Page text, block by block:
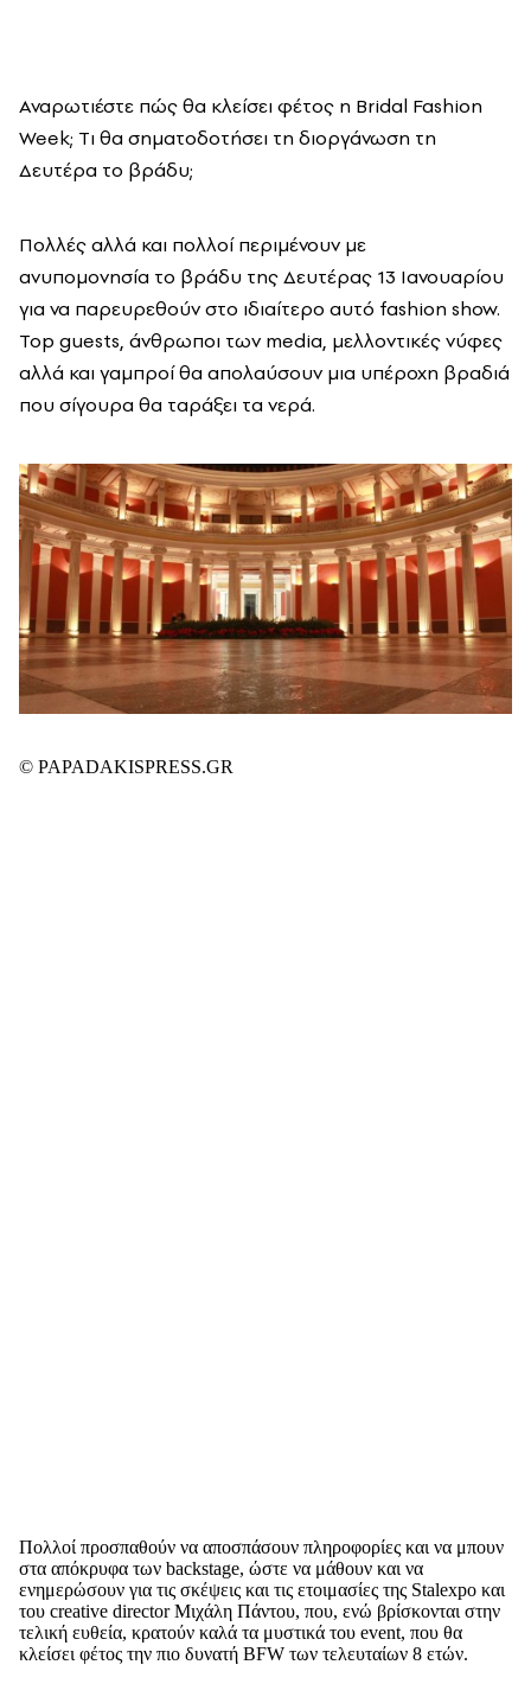
Αναρωτιέστε πώς θα κλείσει φέτος η Bridal Fashion
Week; Tι θα σηματοδοτήσει τη διοργάνωση τη
Δευτέρα το βράδυ;
Πολλές αλλά και πολλοί περιμένουν με
ανυπομονησία το βράδυ της Δευτέρας 13 Ιανουαρίου
για να παρευρεθούν στο ιδιαίτερο αυτό fashion show.
Top guests, άνθρωποι των media, μελλοντικές νύφες
αλλά και γαμπροί θα απολαύσουν μια υπέροχη βραδιά
που σίγουρα θα ταράξει τα νερά.
© PAPADAKISPRESS.GR
Πολλοί προσπαθούν να αποσπάσουν πληροφορίες και να μπουν
στα απόκρυφα των backstage, ώστε να μάθουν και να
ενημερώσουν για τις σκέψεις και τις ετοιμασίες της Stalexpo και
του creative director Μιχάλη Πάντου, που, ενώ βρίσκονται στην
τελική ευθεία, κρατούν καλά τα μυστικά του event, που θα
κλείσει φέτος την πιο δυνατή BFW των τελευταίων 8 ετών.